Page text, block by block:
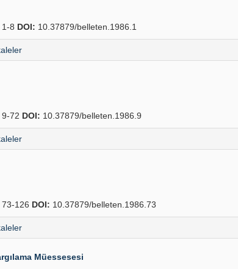
1-8 DOI: 10.37879/belleten.1986.1
9-72 DOI: 10.37879/belleten.1986.9
73-126 DOI: 10.37879/belleten.1986.73
Müessesesi